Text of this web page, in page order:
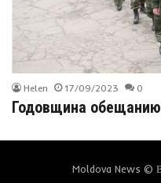
Helen 17/09/2023 0
Годовщина
Moldova News ©